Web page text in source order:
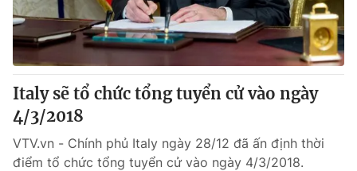
Italy sẽ tổ chức tổng tuyển cử vào ngày
4/3/2018
VTV.vn - Chính phủ Italy ngày 28/12 đã ấn định thời
điểm tổ chức tổng tuyển cử vào ngày 4/3/2018.